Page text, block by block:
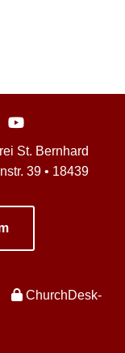
St. Bernhard
39 • 18439
ChurchDesk-